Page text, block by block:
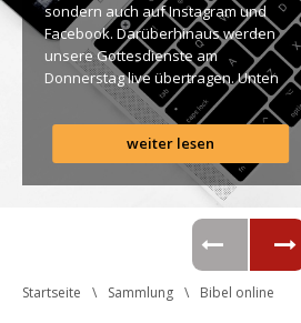
ondern auch auf Instagram und
Facebook. Darüberhinaus werden
unsere Gottesdienste am
Donnerstag live übertragen. Unten
findet Ihr dazu alle Links. Gottes
Segen! Live-Übertragung
Gottesdienst: http://ro.elim.at/live
Instagram: http://elim.wien
Facebook:
https://www.facebook.com/elimwien/
Photo by iabzd on Unsplash
weiter lesen
Startseite Sammlung Bibel online